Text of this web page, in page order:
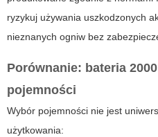
ryzykuj używania uszkodzonych
nieznanych ogniw bez
Porównanie: bateria
pojemności
Wybór pojemności nie jest
użytkowania: